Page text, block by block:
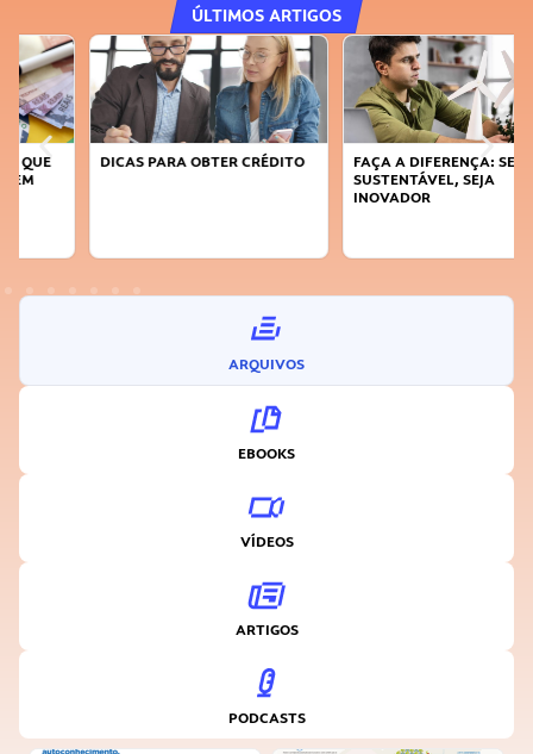
ÚLTIMOS ARTIGOS
DICAS PARA OBTER CRÉDITO
FAÇA A DIFERENÇA: SEJA
SUSTENTÁVEL, SEJA
INOVADOR
ARQUIVOS
EBOOKS
VÍDEOS
ARTIGOS
PODCASTS